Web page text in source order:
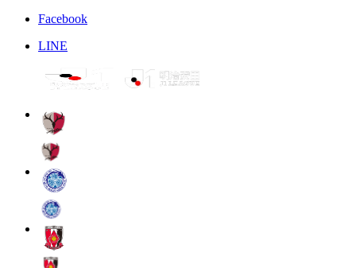
Facebook
LINE